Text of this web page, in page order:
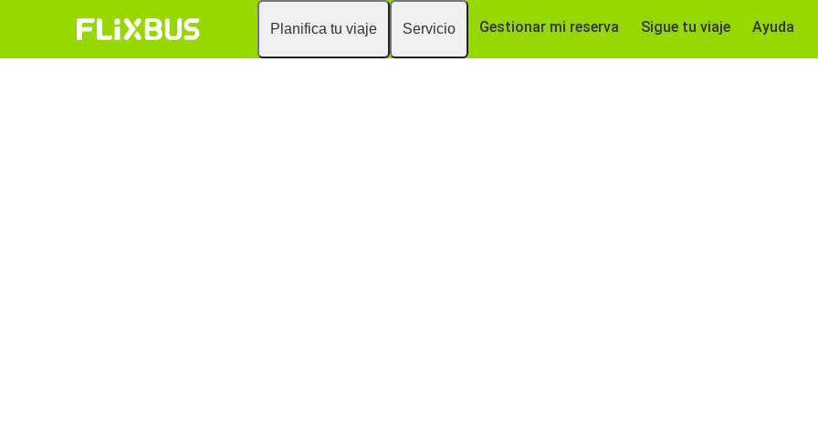
Planifica tu viaje Servicio Gestionar mi reserva Sigue tu viaje Ayuda